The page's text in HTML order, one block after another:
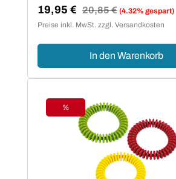
Verkaufspreis:
19,95 € Regulärer Preis:
20,85 € (4.32% gespart)
Preise inkl. MwSt. zzgl. Versandkosten
In den Warenkorb
Rabatt
%